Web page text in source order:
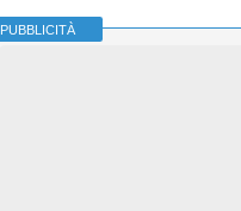
PUBBLICITÀ